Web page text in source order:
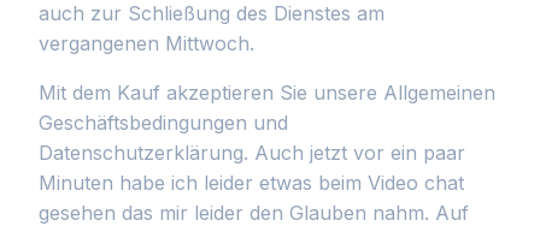
auch zur Schließung des Dienstes am
vergangenen Mittwoch.
Mit dem Kauf akzeptieren Sie unsere Allgemeinen
Geschäftsbedingungen und
Datenschutzerklärung. Auch jetzt vor ein paar
Minuten habe ich leider etwas beim Video chat
gesehen das mir leider den Glauben nahm. Auf